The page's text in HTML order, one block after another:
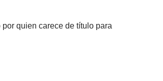
quien carece de título para